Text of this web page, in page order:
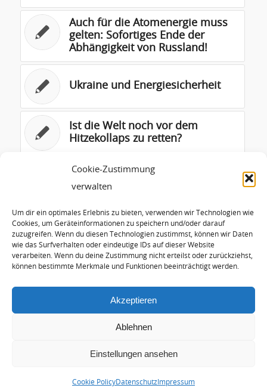
Cookie-Zustimmung
verwalten
Um dir ein optimales Erlebnis zu bieten, verwenden wir Technologien wie
Cookies, um Geräteinformationen zu speichern und/oder darauf
zuzugreifen. Wenn du diesen Technologien zustimmst, können wir Daten
wie das Surfverhalten oder eindeutige IDs auf dieser Website
verarbeiten. Wenn du deine Zustimmung nicht erteilst oder zurückziehst,
können bestimmte Merkmale und Funktionen beeinträchtigt werden.
Akzeptieren
Ablehnen
Einstellungen ansehen
Cookie PolicyDatenschutz Impressum
Auch für die Atomenergie muss
gelten: Sofortiges Ende der
Abhängigkeit von Russland!
Ukraine und Energiesicherheit
Ist die Welt noch vor dem
Hitzekollaps zu retten?
Vorrang für Erdöl, Erdgas, Kohle
auf der Bahn – ein
die nächsten Katastrophen.
Geplante Erdgaskraftwerke an
neuen Datenzentren stoßen auf
starke Bürgerproteste
Presse, Fotos und Kontakt
Impressum